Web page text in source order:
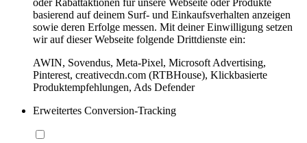
oder Rabattaktionen für unsere Webseite oder Produkte
basierend auf deinem Surf- und Einkaufsverhalten anzeigen
sowie deren Erfolge messen. Mit deiner Einwilligung setzen
wir auf dieser Webseite folgende Drittdienste ein:
AWIN, Sovendus, Meta-Pixel, Microsoft Advertising,
Pinterest, creativecdn.com (RTBHouse), Klickbasierte
Produktempfehlungen, Ads Defender
Erweitertes Conversion-Tracking